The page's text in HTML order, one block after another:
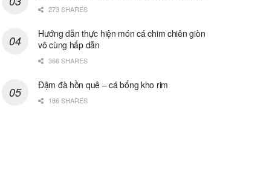
273 SHARES
Hướng dẫn thực hiện món cá chim chiên giòn
vô cùng hấp dẫn
366 SHARES
Đậm đà hồn quê – cá bống kho rim
186 SHARES